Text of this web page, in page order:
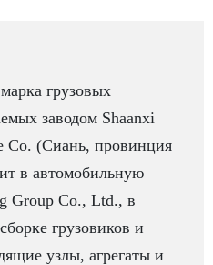
грузовых
заводом Shaanxi
Co. (Сиань, провинция
в автомобильную
Group Co., Ltd., в
грузовиков и
узлы, агрегаты и